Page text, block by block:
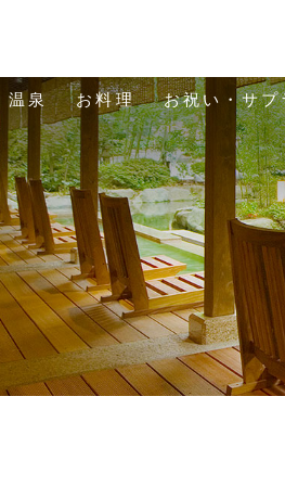
温泉 お料理 お祝い・サプ